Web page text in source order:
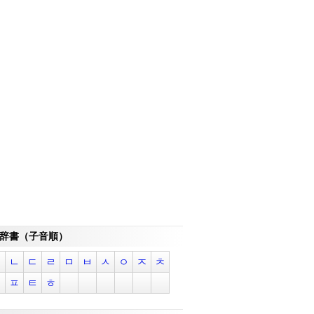
書（子音順）
ㄴ ㄷ ㄹ ㅁ ㅂ ㅅ ㅇ ㅈ
ㅊ
ㅍ ㅌ ㅎ